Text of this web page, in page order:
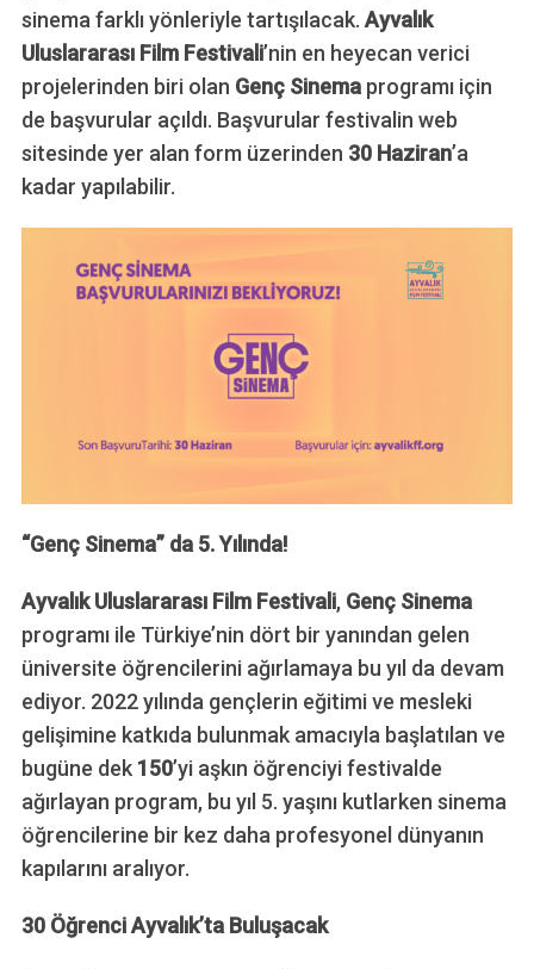
sinema farklı yönleriyle tartışılacak. Ayvalık
Uluslararası Film Festivali’nin en heyecan verici
projelerinden biri olan Genç Sinemaprogramı için
de başvurular açıldı. Başvurular festivalin web
sitesinde yer alan form üzerinden 30 Haziran’a
kadar yapılabilir.
“Genç Sinema” da 5. Yılında!
Ayvalık Uluslararası Film Festivali, Genç Sinema
programı ile Türkiye’nin dört bir yanından gelen
üniversite öğrencilerini ağırlamaya bu yıl da devam
ediyor. 2022 yılında gençlerin eğitimi ve mesleki
gelişimine katkıda bulunmak amacıyla başlatılan ve
bugüne dek 150’yi aşkın öğrenciyi festivalde
ağırlayan program, bu yıl 5. yaşını kutlarken sinema
öğrencilerine bir kez daha profesyonel dünyanın
kapılarını aralıyor.
30 Öğrenci Ayvalık’ta Buluşacak